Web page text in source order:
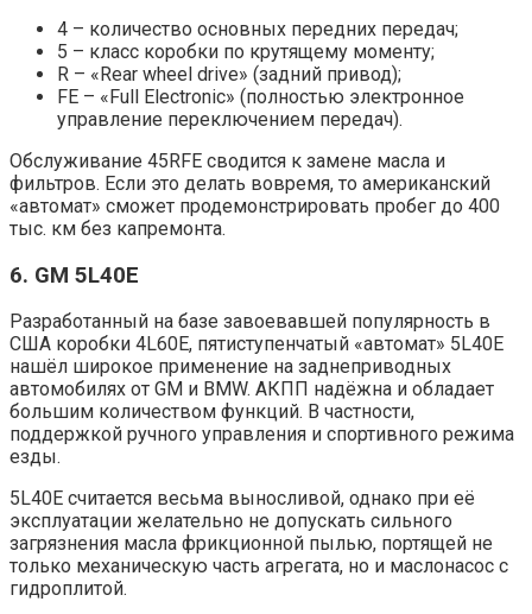
4 – количество основных передних передач;
5 – класс коробки по крутящему моменту;
R – «Rear wheel drive» (задний привод);
FE – «Full Electronic» (полностью электронное
управление переключением передач).
Обслуживание 45RFE сводится к замене масла и
фильтров. Если это делать вовремя, то американский
«автомат» сможет продемонстрировать пробег до 400
тыс. км без капремонта.
6. GM 5L40E
Разработанный на базе завоевавшей популярность в
США коробки 4L60E, пятиступенчатый «автомат» 5L40E
нашёл широкое применение на заднеприводных
автомобилях от GM и BMW. АКПП надёжна и обладает
большим количеством функций. В частности,
поддержкой ручного управления и спортивного режима
езды.
5L40E считается весьма выносливой, однако при её
эксплуатации желательно не допускать сильного
загрязнения масла фрикционной пылью, портящей не
только механическую часть агрегата, но и маслонасос с
гидроплитой.